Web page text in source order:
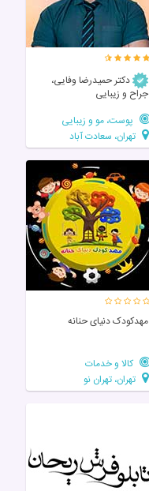
دکتر حمیدرضا وفایی،
جراح و زیبایی
پوست، مو و زیبایی
تهران، سعادت آباد
مهدکودک دنیای حنانه
کالا و خدمات
تهران، تهران نو